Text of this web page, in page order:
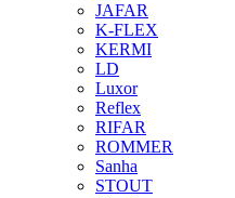
JAFAR
K-FLEX
KERMI
LD
Luxor
Reflex
RIFAR
ROMMER
Sanha
STOUT